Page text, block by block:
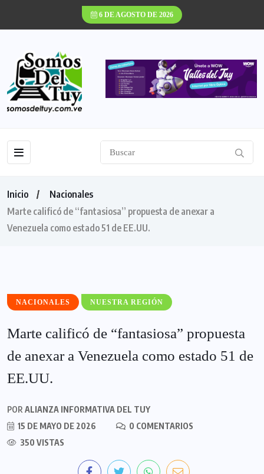
6 DE AGOSTO DE 2026
Inicio
Nacionales
Marte calificó de “fantasiosa” propuesta de anexar a
Venezuela como estado 51 de EE.UU.
NACIONALES NUESTRA REGIÓN
Marte calificó de “fantasiosa” propuesta
de anexar a Venezuela como estado 51 de
EE.UU.
POR ALIANZA INFORMATIVA DEL TUY
15 DE MAYO DE 2026
0 COMENTARIOS
350 VISTAS